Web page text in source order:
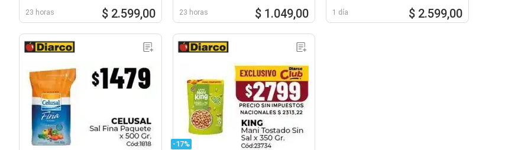
23 horas $ 2.599,00 23 horas $ 1.049,00 1 día $ 2.599,00
-17%